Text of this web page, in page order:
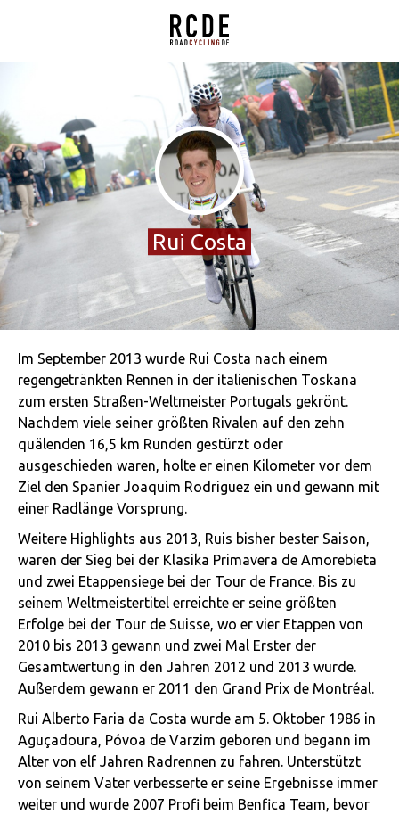
Rui Costa
Im September 2013 wurde Rui Costa nach einem
regengetränkten Rennen in der italienischen Toskana
zum ersten Straßen-Weltmeister Portugals gekrönt.
Nachdem viele seiner größten Rivalen auf den zehn
quälenden 16,5 km Runden gestürzt oder
ausgeschieden waren, holte er einen Kilometer vor dem
Ziel den Spanier Joaquim Rodriguez ein und gewann mit
einer Radlänge Vorsprung.
Weitere Highlights aus 2013, Ruis bisher bester Saison,
waren der Sieg bei der Klasika Primavera de Amorebieta
und zwei Etappensiege bei der Tour de France. Bis zu
seinem Weltmeistertitel erreichte er seine größten
Erfolge bei der Tour de Suisse, wo er vier Etappen von
2010 bis 2013 gewann und zwei Mal Erster der
Gesamtwertung in den Jahren 2012 und 2013 wurde.
Außerdem gewann er 2011 den Grand Prix de Montréal.
Rui Alberto Faria da Costa wurde am 5. Oktober 1986 in
Aguçadoura, Póvoa de Varzim geboren und begann im
Alter von elf Jahren Radrennen zu fahren. Unterstützt
von seinem Vater verbesserte er seine Ergebnisse immer
weiter und wurde 2007 Profi beim Benfica Team, bevor